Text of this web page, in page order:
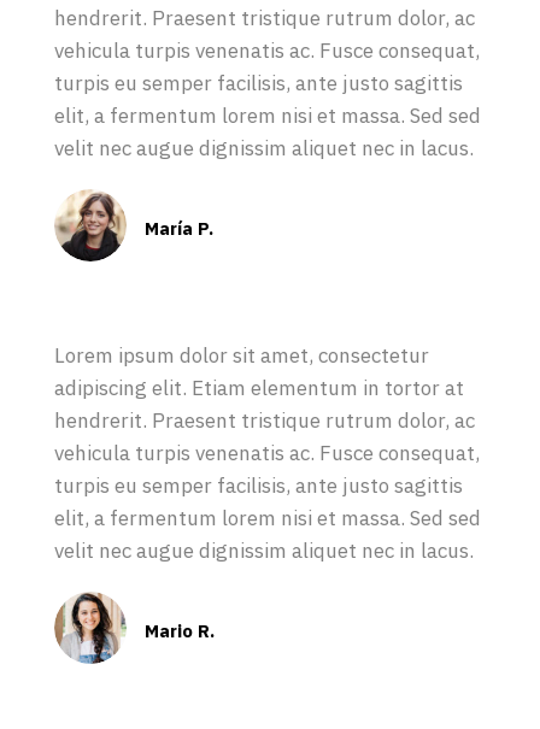
hendrerit. Praesent tristique rutrum dolor, ac
vehicula turpis venenatis ac. Fusce consequat,
turpis eu semper facilisis, ante justo sagittis
elit, a fermentum lorem nisi et massa. Sed sed
velit nec augue dignissim aliquet nec in lacus.
María P.
Lorem ipsum dolor sit amet, consectetur
adipiscing elit. Etiam elementum in tortor at
hendrerit. Praesent tristique rutrum dolor, ac
vehicula turpis venenatis ac. Fusce consequat,
turpis eu semper facilisis, ante justo sagittis
elit, a fermentum lorem nisi et massa. Sed sed
velit nec augue dignissim aliquet nec in lacus.
Mario R.